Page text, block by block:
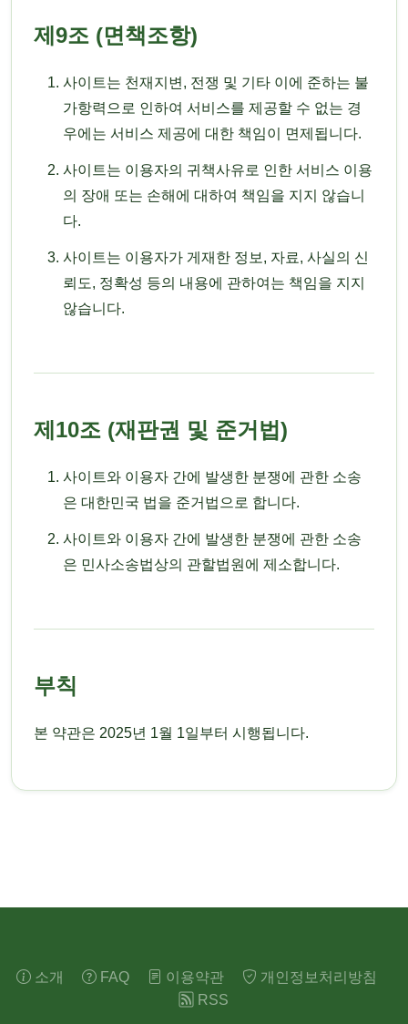
제9조 (면책조항)
사이트는 천재지변, 전쟁 및 기타 이에 준하는 불
가항력으로 인하여 서비스를 제공할 수 없는 경
우에는 서비스 제공에 대한 책임이 면제됩니다.
사이트는 이용자의 귀책사유로 인한 서비스 이용
의 장애 또는 손해에 대하여 책임을 지지 않습니
다.
사이트는 이용자가 게재한 정보, 자료, 사실의 신
뢰도, 정확성 등의 내용에 관하여는 책임을 지지
않습니다.
제10조 (재판권 및 준거법)
사이트와 이용자 간에 발생한 분쟁에 관한 소송
은 대한민국 법을 준거법으로 합니다.
사이트와 이용자 간에 발생한 분쟁에 관한 소송
은 민사소송법상의 관할법원에 제소합니다.
부칙
본 약관은 2025년 1월 1일부터 시행됩니다.
소개 FAQ 이용약관
개인정보처리방침
RSS